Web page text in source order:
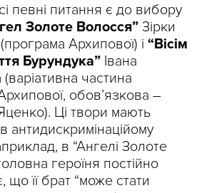
певні питання є до вибору
Золоте Волосся” Зірки
Архипової) і “Вісім
Бурундука” Івана
частина
обов’язкова –
Ці твори мають
антидискримінаційому
в “Ангелі Золоте
героїня постійно
що її брат “може стати